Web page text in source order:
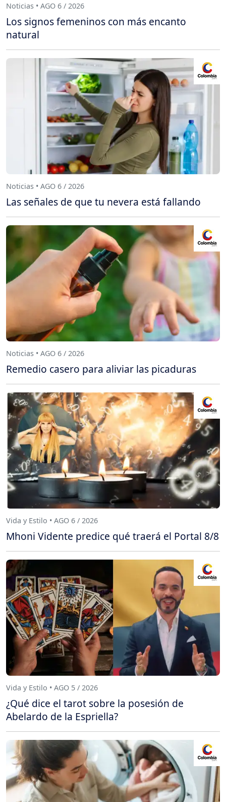
Noticias • AGO 6 / 2026
Los signos femeninos con más encanto
natural
Noticias • AGO 6 / 2026
Las señales de que tu nevera está fallando
Noticias • AGO 6 / 2026
Remedio casero para aliviar las picaduras
Vida y Estilo • AGO 6 / 2026
Mhoni Vidente predice qué traerá el Portal 8/8
Vida y Estilo • AGO 5 / 2026
¿Qué dice el tarot sobre la posesión de
Abelardo de la Espriella?